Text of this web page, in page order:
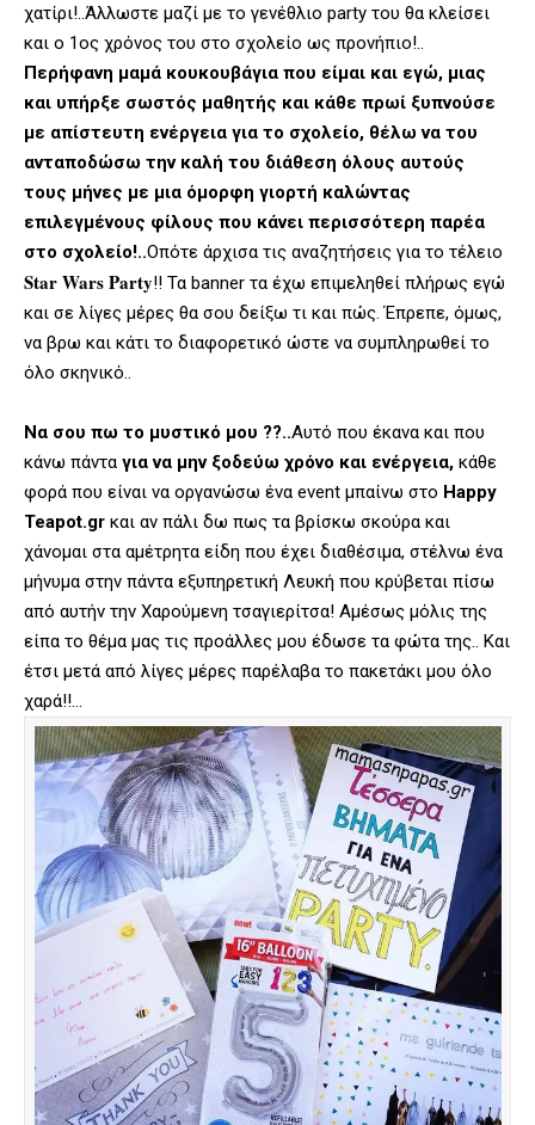
χατίρι!..Άλλωστε μαζί με το γενέθλιο party του θα κλείσει
και ο 1ος χρόνος του στο σχολείο ως προνήπιο!..
Περήφανη μαμά κουκουβάγια που είμαι και εγώ, μιας
και υπήρξε σωστός μαθητής και κάθε πρωί ξυπνούσε
με απίστευτη ενέργεια για το σχολείο, θέλω να του
ανταποδώσω την καλή του διάθεση όλους αυτούς
τους μήνες με μια όμορφη γιορτή καλώντας
επιλεγμένους φίλους που κάνει περισσότερη παρέα
στο σχολείο!..Οπότε άρχισα τις αναζητήσεις για το τέλειο
Star Wars Party!! Τα banner τα έχω επιμεληθεί πλήρως εγώ
και σε λίγες μέρες θα σου δείξω τι και πώς. Έπρεπε, όμως,
να βρω και κάτι το διαφορετικό ώστε να συμπληρωθεί το
όλο σκηνικό..
Να σου πω το μυστικό μου ??..Αυτό που έκανα και που
κάνω πάντα για να μην ξοδεύω χρόνο και ενέργεια, κάθε
φορά που είναι να οργανώσω ένα event μπαίνω στο Happy
Teapot.gr και αν πάλι δω πως τα βρίσκω σκούρα και
χάνομαι στα αμέτρητα είδη που έχει διαθέσιμα, στέλνω ένα
μήνυμα στην πάντα εξυπηρετική Λευκή που κρύβεται πίσω
από αυτήν την Χαρούμενη τσαγιερίτσα! Αμέσως μόλις της
είπα το θέμα μας τις προάλλες μου έδωσε τα φώτα της.. Και
έτσι μετά από λίγες μέρες παρέλαβα το πακετάκι μου όλο
χαρά!!…